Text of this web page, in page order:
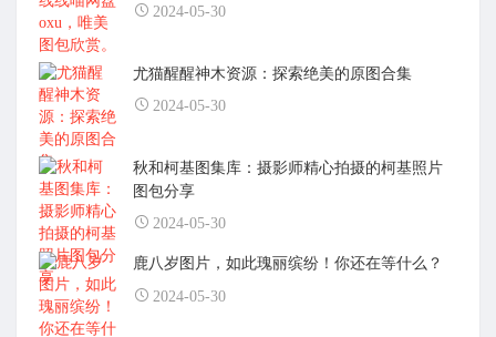
2024-05-30
尤猫醒醒神木资源：探索绝美的原图合集
2024-05-30
秋和柯基图集库：摄影师精心拍摄的柯基照片
图包分享
2024-05-30
鹿八岁图片，如此瑰丽缤纷！你还在等什么？
2024-05-30